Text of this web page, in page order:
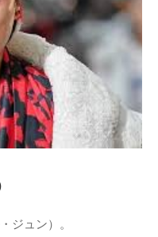
ジュン）。